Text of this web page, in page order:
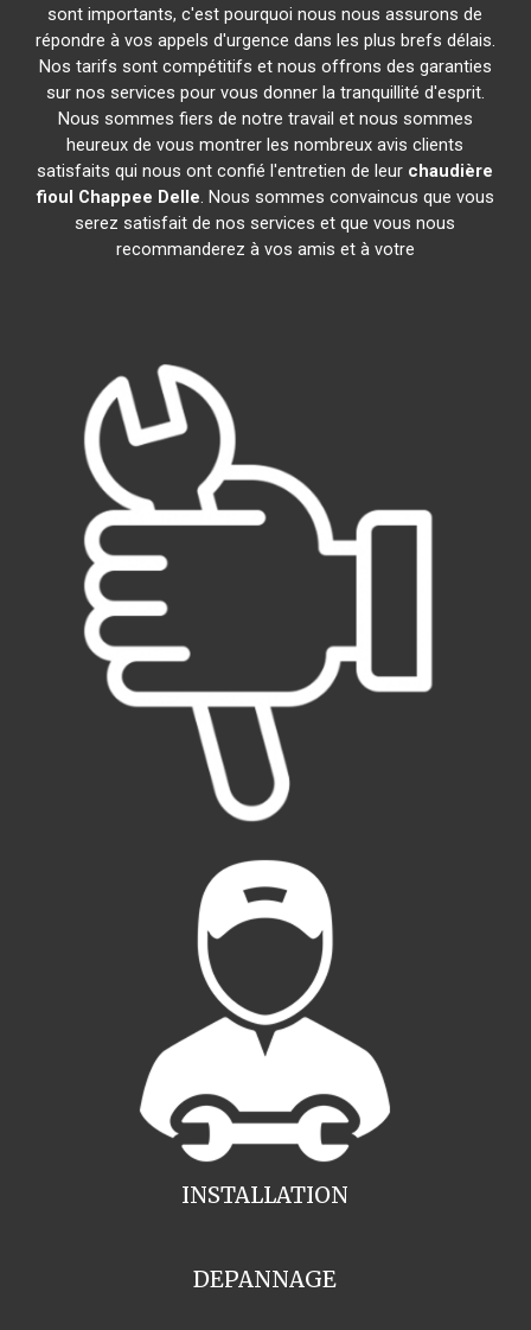
sont importants, c'est pourquoi nous nous assurons de
répondre à vos appels d'urgence dans les plus brefs délais.
Nos tarifs sont compétitifs et nous offrons des garanties
sur nos services pour vous donner la tranquillité d'esprit.
Nous sommes fiers de notre travail et nous sommes
heureux de vous montrer les nombreux avis clients
satisfaits qui nous ont confié l'entretien de leur chaudière
fioul Chappee Delle. Nous sommes convaincus que vous
serez satisfait de nos services et que vous nous
recommanderez à vos amis et à votre
INSTALLATION
DEPANNAGE